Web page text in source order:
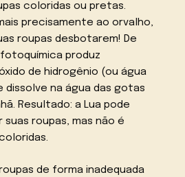
coloridas ou pretas.
precisamente ao orvalho,
roupas desbotarem! De
produz
de hidrogênio (ou água
dissolve na água das gotas
Resultado: a Lua pode
suas roupas, mas não é
de forma inadequada